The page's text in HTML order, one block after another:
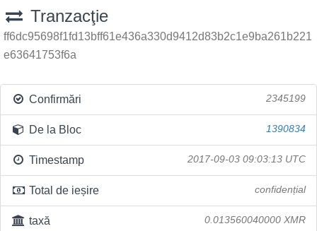
Tranzacţie
ff6dc95698f1fd13bff61e436a330d9412d83b2c1e9ba261b221
e63641753f6a
Confirmări 2345199
De la Bloc 1390834
Timestamp 2017-09-03 09:03:13 UTC
Total de ieșire confidențial
taxă 0.013560040000 XMR